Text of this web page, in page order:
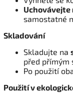
Uchovávejte
samostatné
Skladování
Skladujte na
před přímým
Po použití
Použití v